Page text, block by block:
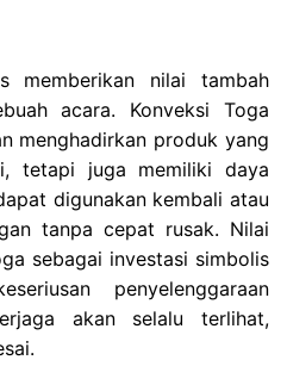
memberikan nilai tambah
acara. Konveksi Toga
menghadirkan produk yang
tetapi juga memiliki daya
digunakan kembali atau
tanpa cepat rusak. Nilai
sebagai investasi simbolis
penyelenggaraan
akan selalu terlihat,